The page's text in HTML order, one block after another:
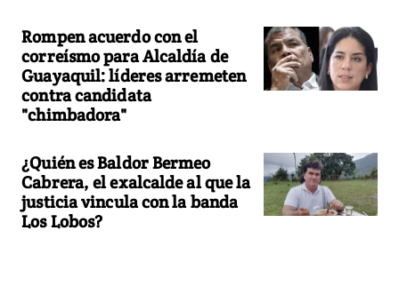
Rompen acuerdo con el
correísmo para Alcaldía de
Guayaquil: líderes arremeten
contra candidata
"chimbadora"
¿Quién es Baldor Bermeo
Cabrera, el exalcalde al que la
justicia vincula con la banda
Los Lobos?